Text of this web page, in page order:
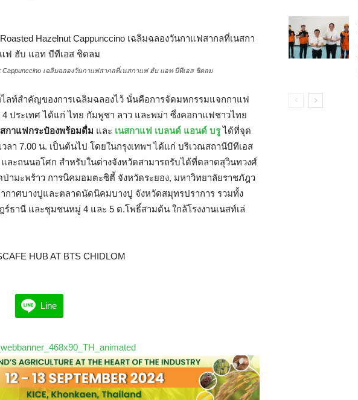
Cappunccino เฉลิมฉลองวันกาแฟสากลที่เนสกาแฟ ฮับ แอท บีทีเอส ชิดลม
ลท์สำคัญของการเฉลิมฉลองไว้ นั่นคือการจัดมหกรรมแจกกาแฟ
ประเทศ ได้แก่ ไทย กัมพูชา ลาว และพม่า ซึ่งคอกาแฟชาวไทย
สกาแฟกระป๋องพร้อมดื่ม และ เนสกาแฟ เบลนด์ แอนด์ บรูได้ที่จุด
ลา 7.00 น. เป็นต้นไป โดยในกรุงเทพฯ ได้แก่ บริเวณสถานีบีทีเอส
ะถนนอโศก สำหรับในต่างจังหวัดสามารถรับได้ที่ตลาดสุวินทวงศ์
ป่ามะพร้าว การนิคมอมตะซิตี้ จังหวัดระยอง, มหาวิทยาลัยราชภัฎว
าศบางปูและตลาดนัดนิคมบางปู จังหวัดสมุทรปราการ รวมทั้ง
ธานี และชุมชนหมู่ 4 และ 5 ต.โพธิ์สามต้น ใกล้โรงงานเนสท์เล่
Line